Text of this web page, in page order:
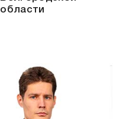
области